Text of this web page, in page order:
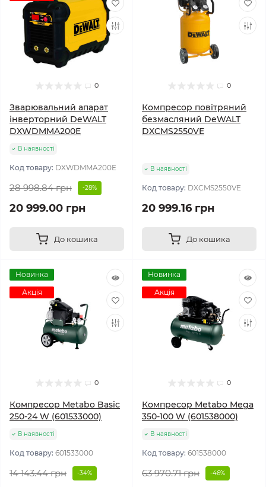
0
Зварювальний апарат
інверторний DeWALT
DXWDMMA200E
В наявності
Код товару: DXWDMMA200E
28 998.84 грн -28%
20 999.00 грн
До кошика
0
Компресор повітряний
безмасляний DeWALT
DXCMS2550VE
В наявності
Код товару: DXCMS2550VE
20 999.16 грн
До кошика
Новинка
Акція
0
Компресор Metabo Basic
250-24 W (601533000)
В наявності
Код товару: 601533000
14 143.44 грн -34%
Новинка
Акція
0
Компресор Metabo Mega
350-100 W (601538000)
В наявності
Код товару: 601538000
63 970.71 грн -46%